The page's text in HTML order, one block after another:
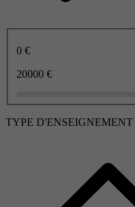
0 €
20000 €
TYPE D'ENSEIGNEMENT